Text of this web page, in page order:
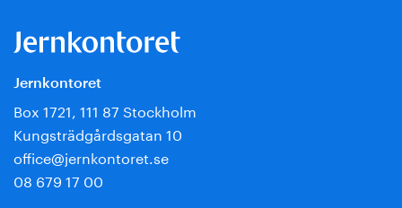
Jernkontoret
Box 1721, 111 87 Stockholm
Kungsträdgårdsgatan 10
office@jernkontoret.se
08 679 17 00